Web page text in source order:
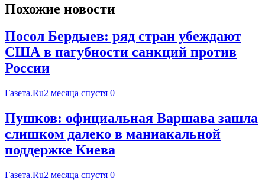
Похожие новости
Посол Бердыев: ряд стран убеждают
США в пагубности санкций против
России
Газета.Ru2 месяца спустя 0
Пушков: официальная Варшава зашла
слишком далеко в маниакальной
поддержке Киева
Газета.Ru2 месяца спустя 0